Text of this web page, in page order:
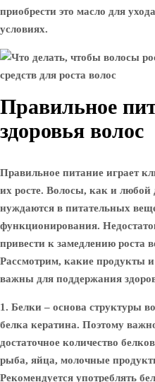
приобрести это масло для
условиях.
Правильное
здоровья волос
Правильное питание играет
их росте. Волосы, как и любой
нуждаются в питательных
функционирования.
привести к замедлению роста
Рассмотрим, какие продукты
важны для поддержания
1. Белки – основа структуры
белка кератина. Поэтому
достаточное количество
рыба, яйца, молочные
Рекомендуется употреблять